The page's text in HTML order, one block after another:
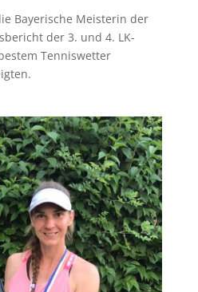
Bayerische Meisterin der
der 3. und 4. LK-
Tenniswetter